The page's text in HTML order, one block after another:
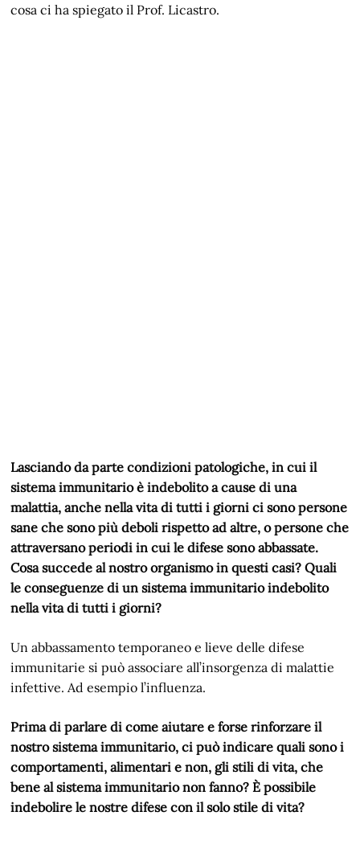
cosa ci ha spiegato il Prof. Licastro.
Lasciando da parte condizioni patologiche, in cui il
sistema immunitario è indebolito a cause di una
malattia, anche nella vita di tutti i giorni ci sono persone
sane che sono più deboli rispetto ad altre, o persone che
attraversano periodi in cui le difese sono abbassate.
Cosa succede al nostro organismo in questi casi? Quali
le conseguenze di un sistema immunitario indebolito
nella vita di tutti i giorni?
Un abbassamento temporaneo e lieve delle difese
immunitarie si può associare all’insorgenza di malattie
infettive. Ad esempio l’influenza.
Prima di parlare di come aiutare e forse rinforzare il
nostro sistema immunitario, ci può indicare quali sono i
comportamenti, alimentari e non, gli stili di vita, che
bene al sistema immunitario non fanno? È possibile
indebolire le nostre difese con il solo stile di vita?